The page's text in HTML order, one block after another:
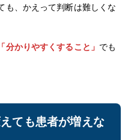
も、かえって判断は難しくな
「分かりやすくすること」 でも
ても患者が増えな